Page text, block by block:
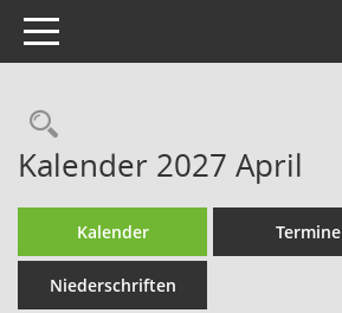
Toggle navigation
Rechercheauswahl
Kalender 2027 April
Kalender Termine
Niederschriften